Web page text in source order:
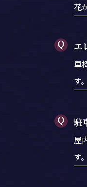
花
エ
車
す。
駐
屋
す。